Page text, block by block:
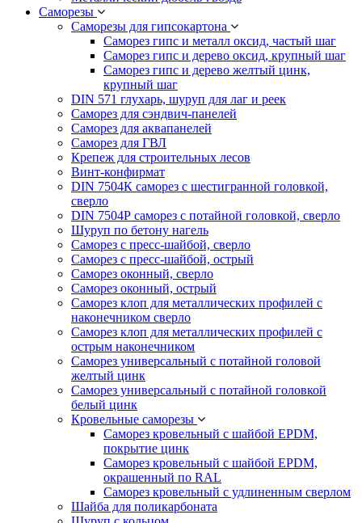
Саморезы
Саморезы для гипсокартона
Саморез гипс и металл оксид, частый шаг
Саморез гипс и дерево оксид, крупный шаг
Саморез гипс и дерево желтый цинк,
крупный шаг
DIN 571 глухарь, шуруп для лаг и реек
Саморез для сэндвич-панелей
Саморез для аквапанелей
Саморез для ГВЛ
Крепеж для строительных лесов
Винт-конфирмат
DIN 7504К саморез с шестигранной головкой,
сверло
DIN 7504Р саморез с потайной головкой, сверло
Шуруп по бетону нагель
Саморез с пресс-шайбой, сверло
Саморез с пресс-шайбой, острый
Саморез оконный, сверло
Саморез оконный, острый
Саморез клоп для металлических профилей с
наконечником сверло
Саморез клоп для металлических профилей с
острым наконечником
Саморез универсальный с потайной головой
желтый цинк
Саморез универсальный с потайной головкой
белый цинк
Кровельные саморезы
Саморез кровельный с шайбой EPDM,
покрытие цинк
Саморез кровельный с шайбой EPDM,
окрашенный по RAL
Саморез кровельный с удлиненным сверлом
Шайба для поликарбоната